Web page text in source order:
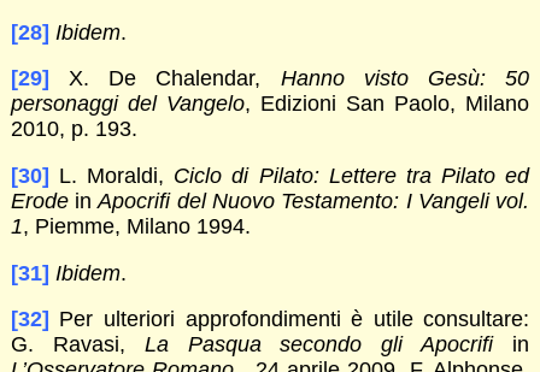
[28] Ibidem.
[29]
X. De Chalendar, Hanno visto Gesù: 50
personaggi del Vangelo, Edizioni San Paolo, Milano
2010, p. 193.
[30] L. Moraldi, Ciclo di Pilato: Lettere tra Pilato ed
ErodeinApocrifi del Nuovo Testamento: I Vangeli vol.
1, Piemme, Milano 1994.
[31] Ibidem.
[32] Per ulteriori approfondimenti è utile consultare:
G. Ravasi, La Pasqua secondo gli Apocrifiin